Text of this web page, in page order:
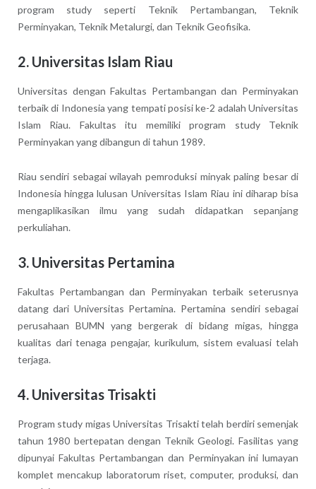
program study seperti Teknik Pertambangan, Teknik
Perminyakan, Teknik Metalurgi, dan Teknik Geofisika.
2. Universitas Islam Riau
Universitas dengan Fakultas Pertambangan dan Perminyakan
terbaik di Indonesia yang tempati posisi ke-2 adalah Universitas
Islam Riau. Fakultas itu memiliki program study Teknik
Perminyakan yang dibangun di tahun 1989.
Riau sendiri sebagai wilayah pemroduksi minyak paling besar di
Indonesia hingga lulusan Universitas Islam Riau ini diharap bisa
mengaplikasikan ilmu yang sudah didapatkan sepanjang
perkuliahan.
3. Universitas Pertamina
Fakultas Pertambangan dan Perminyakan terbaik seterusnya
datang dari Universitas Pertamina. Pertamina sendiri sebagai
perusahaan BUMN yang bergerak di bidang migas, hingga
kualitas dari tenaga pengajar, kurikulum, sistem evaluasi telah
terjaga.
4. Universitas Trisakti
Program study migas Universitas Trisakti telah berdiri semenjak
tahun 1980 bertepatan dengan Teknik Geologi. Fasilitas yang
dipunyai Fakultas Pertambangan dan Perminyakan ini lumayan
komplet mencakup laboratorum riset, computer, produksi, dan